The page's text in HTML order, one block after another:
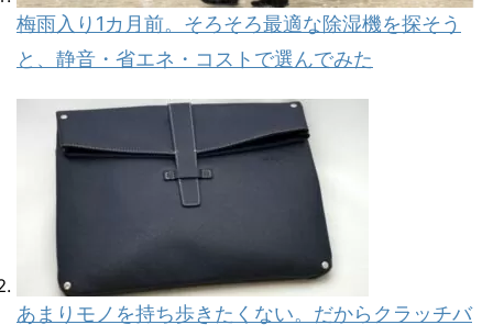
梅雨入り1カ月前。そろそろ最適な除湿機を探そう
と、静音・省エネ・コストで選んでみた
あまりモノを持ち歩きたくない。だからクラッチバ